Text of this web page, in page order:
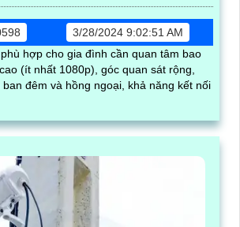
3/28/2024 9:02:51 AM
hợp cho gia đình cần quan tâm bao
(ít nhất 1080p), góc quan sát rộng,
đêm và hồng ngoại, khả năng kết nối